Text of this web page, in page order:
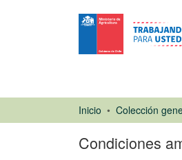
Inicio Colección
Condiciones